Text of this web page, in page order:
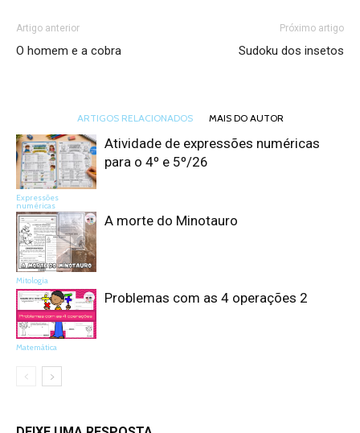
Artigo anterior
O homem e a cobra
Próximo artigo
Sudoku dos insetos
ARTIGOS RELACIONADOS MAIS DO AUTOR
Expressões
numéricas
Atividade de expressões numéricas
para o 4º e 5º/26
Mitologia
A morte do Minotauro
Matemática
Problemas com as 4 operações 2